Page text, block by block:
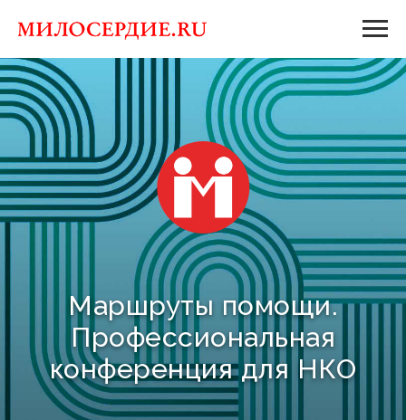
Маршруты помощи.
Профессиональная
конференция для НКО